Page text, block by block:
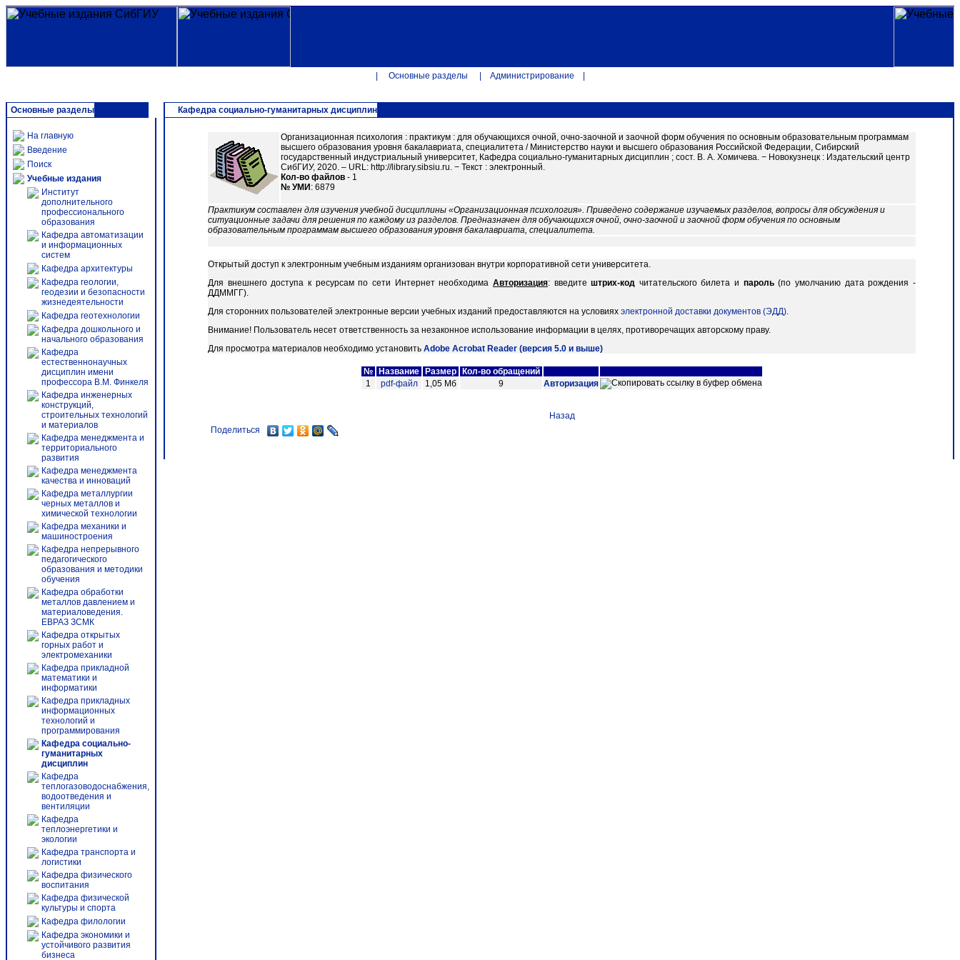
Основные разделы Администрирование
Основные разделы
На главную
Введение
Поиск
Учебные издания
Институт
дополнительного
профессионального
образования
Кафедра автоматизации
и информационных
систем
Кафедра архитектуры
Кафедра геологии,
геодезии и безопасности
жизнедеятельности
Кафедра геотехнологии
Кафедра дошкольного и
начального образования
Кафедра
естественнонаучных
дисциплин имени
профессора В.М. Финкеля
Кафедра инженерных
конструкций,
строительных технологий
и материалов
Кафедра менеджмента и
территориального
развития
Кафедра менеджмента
качества и инноваций
Кафедра металлургии
черных металлов и
химической технологии
Кафедра механики и
машиностроения
Кафедра непрерывного
педагогического
образования и методики
обучения
Кафедра обработки
металлов давлением и
материаловедения.
ЕВРАЗ ЗСМК
Кафедра открытых
горных работ и
электромеханики
Кафедра прикладной
математики и
информатики
Кафедра прикладных
информационных
технологий и
программирования
Кафедра социально-
гуманитарных
дисциплин
Кафедра
теплогазоводоснабжения,
водоотведения и
вентиляции
Кафедра
теплоэнергетики и
экологии
Кафедра транспорта и
логистики
Кафедра физического
воспитания
Кафедра физической
культуры и спорта
Кафедра филологии
Кафедра экономики и
устойчивого развития
бизнеса
Кафедра социально-гуманитарных дисциплин
Организационная психология : практикум : для обучающихся очной, очно-заочной и заочной форм обучения по основным образовательным программам
высшего образования уровня бакалавриата, специалитета / Министерство науки и высшего образования Российской Федерации, Сибирский
государственный индустриальный университет, Кафедра социально-гуманитарных дисциплин ; сост. В. А. Хомичева. − Новокузнецк : Издательский центр
СибГИУ, 2020. – URL: http://library.sibsiu.ru. − Текст : электронный.
Кол-во файлов - 1
№ УМИ : 6879
Практикум составлен для изучения учебной дисциплины «Организационная психология». Приведено содержание изучаемых разделов, вопросы для обсуждения и
ситуационные задачи для решения по каждому из разделов. Предназначен для обучающихся очной, очно-заочной и заочной форм обучения по основным
образовательным программам высшего образования уровня бакалавриата, специалитета.
Открытый доступ к электронным учебным изданиям организован внутри корпоративной сети университета.
Для внешнего доступа к ресурсам по сети Интернет необходима Авторизация: введитештрих-код читательского билета и пароль(по умолчанию дата рождения -
ДДММГГ).
Для сторонних пользователей электронные версии учебных изданий предоставляются на условиях электронной доставки документов (ЭДД).
Внимание! Пользователь несет ответственность за незаконное использование информации в целях, противоречащих авторскому праву.
Для просмотра материалов необходимо установить Adobe Acrobat Reader (версия 5.0 и выше)
№ Название Размер
Кол-во обращений
1
pdf-файл 1,05 Мб 9 Авторизация
Назад
Поделиться